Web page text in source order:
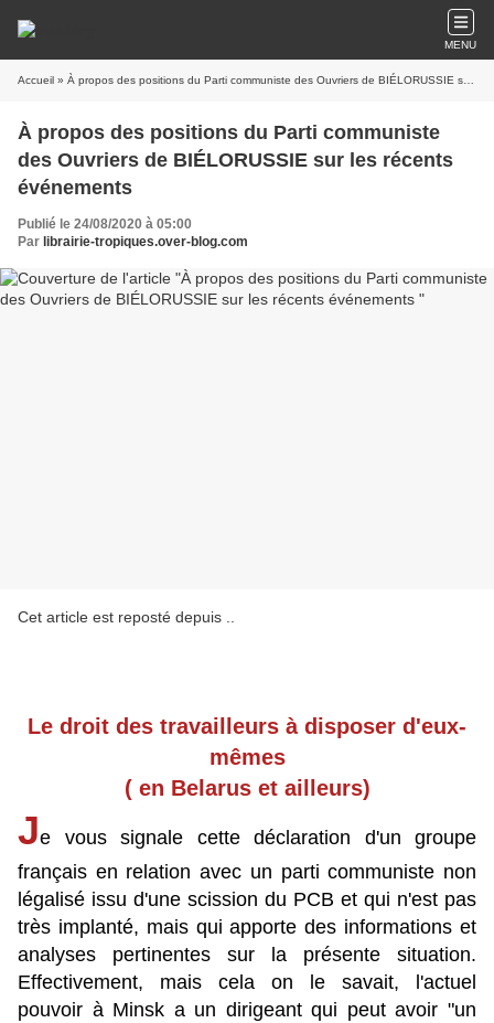
MENU
Accueil » À propos des positions du Parti communiste des Ouvriers de BIÉLORUSSIE sur les récents événements
À propos des positions du Parti communiste
des Ouvriers de BIÉLORUSSIE sur les récents
événements
Publié le 24/08/2020 à 05:00
Par librairie-tropiques.over-blog.com
Cet article est reposté depuis
Le droit des travailleurs à disposer d'eux-
mêmes
( en Belarus et ailleurs)
Je vous signale cette déclaration d'un groupe
français en relation avec un parti communiste non
légalisé issu d'une scission du PCB et qui n'est pas
très implanté, mais qui apporte des informations et
analyses pertinentes sur la présente situation.
Effectivement, mais cela on le savait, l'actuel
pouvoir à Minsk a un dirigeant qui peut avoir "un